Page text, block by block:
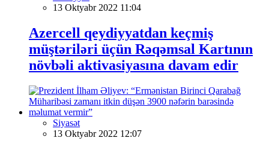
13 Oktyabr 2022 11:04
Azercell qeydiyyatdan keçmiş
müştəriləri üçün Rəqəmsal Kartının
növbəli aktivasiyasına davam edir
Siyasət
13 Oktyabr 2022 12:07